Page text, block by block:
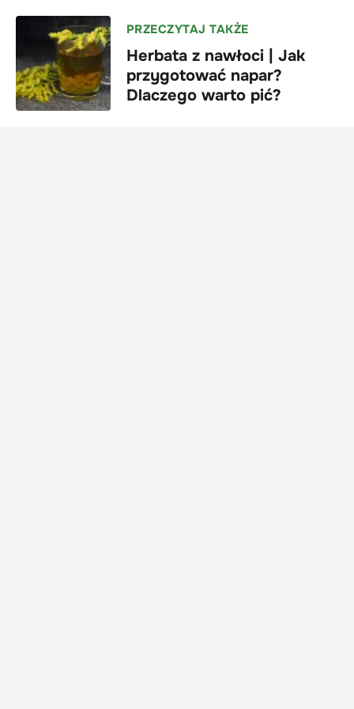
PRZECZYTAJ TAKŻE
Herbata z nawłoci | Jak
przygotować napar?
Dlaczego warto pić?